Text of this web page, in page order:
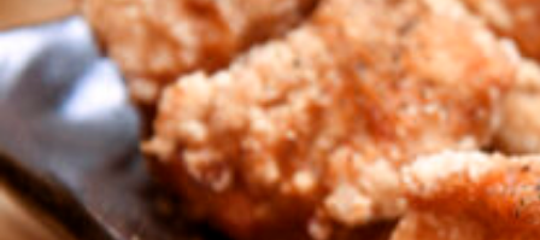
すべて
関西で開催。
おすすめの展覧会
おすすめの映画
誠光社で選びました。